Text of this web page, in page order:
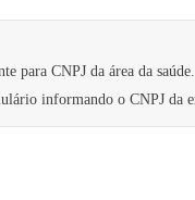
para CNPJ da área da saúde.
informando o CNPJ da